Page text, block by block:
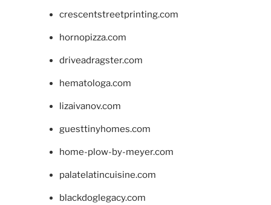
crescentstreetprinting.com
hornopizza.com
driveadragster.com
hematologa.com
lizaivanov.com
guesttinyhomes.com
home-plow-by-meyer.com
palatelatincuisine.com
blackdoglegacy.com